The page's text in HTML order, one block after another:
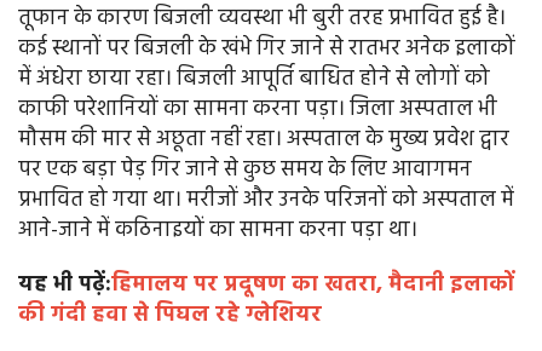
तूफान के कारण बिजली व्यवस्था भी बुरी तरह प्रभावित हुई है।
कई स्थानों पर बिजली के खंभे गिर जाने से रातभर अनेक इलाकों
में अंधेरा छाया रहा। बिजली आपूर्ति बाधित होने से लोगों को
काफी परेशानियों का सामना करना पड़ा। जिला अस्पताल भी
मौसम की मार से अछूता नहीं रहा। अस्पताल के मुख्य प्रवेश द्वार
पर एक बड़ा पेड़ गिर जाने से कुछ समय के लिए आवागमन
प्रभावित हो गया था। मरीजों और उनके परिजनों को अस्पताल में
आने-जाने में कठिनाइयों का सामना करना पड़ा था।
यह भी पढ़ें:हिमालय पर प्रदूषण का खतरा, मैदानी इलाकों
की गंदी हवा से पिघल रहे ग्लेशियर